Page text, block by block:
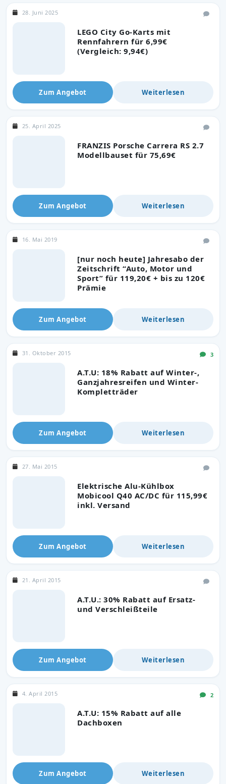
LEGO City Go-Karts mit
Rennfahrern für 6,99€
(Vergleich: 9,94€)
28. Juni 2025
Zum Angebot Weiterlesen
FRANZIS Porsche Carrera RS 2.7
Modellbauset für 75,69€
25. April 2025
Zum Angebot Weiterlesen
[nur noch heute] Jahresabo der
Zeitschrift “Auto, Motor und
Sport” für 119,20€ + bis zu 120€
Prämie
16. Mai 2019
Zum Angebot Weiterlesen
A.T.U: 18% Rabatt auf Winter-,
Ganzjahresreifen und Winter-
Kompletträder
31. Oktober 2015 3
Zum Angebot Weiterlesen
Elektrische Alu-Kühlbox
Mobicool Q40 AC/DC für 115,99€
inkl. Versand
27. Mai 2015
Zum Angebot Weiterlesen
A.T.U.: 30% Rabatt auf Ersatz-
und Verschleißteile
21. April 2015
Zum Angebot Weiterlesen
A.T.U: 15% Rabatt auf alle
Dachboxen
4. April 2015 2
Zum Angebot Weiterlesen